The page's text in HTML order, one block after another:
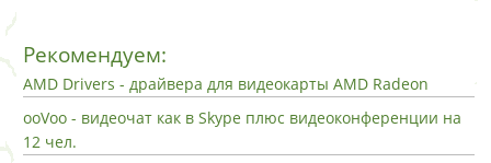
Рекомендуем:
AMD Drivers - драйвера для видеокарты AMD Radeon
ooVoo - видеочат как в Skype плюс видеоконференции на
12 чел.